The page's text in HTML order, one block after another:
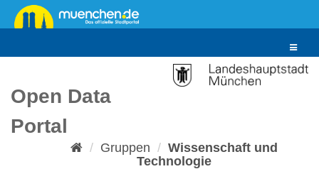
Überspringen
zum
Toggle
Open Data
Portal
Gruppen
Wissenschaft und
Technologie